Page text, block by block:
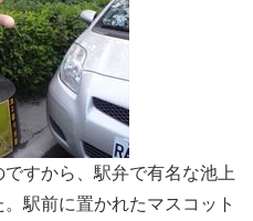
すから、駅弁で有名な池上
駅前に置かれたマスコット